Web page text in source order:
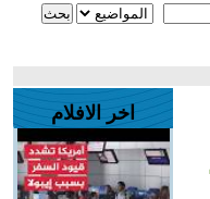
اخر الافلام